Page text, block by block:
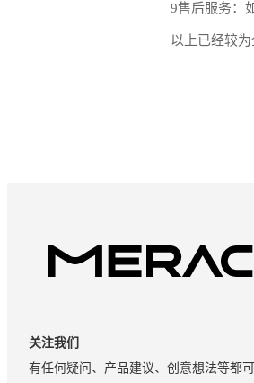
9售后服务：
以上已经较
关注我们
有任何疑问、产品建议、创意想法等都